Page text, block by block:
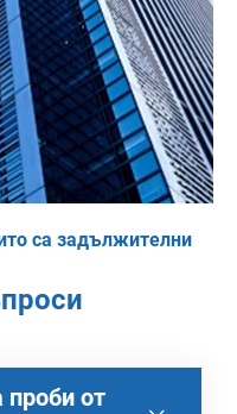
са задължителни
проби от